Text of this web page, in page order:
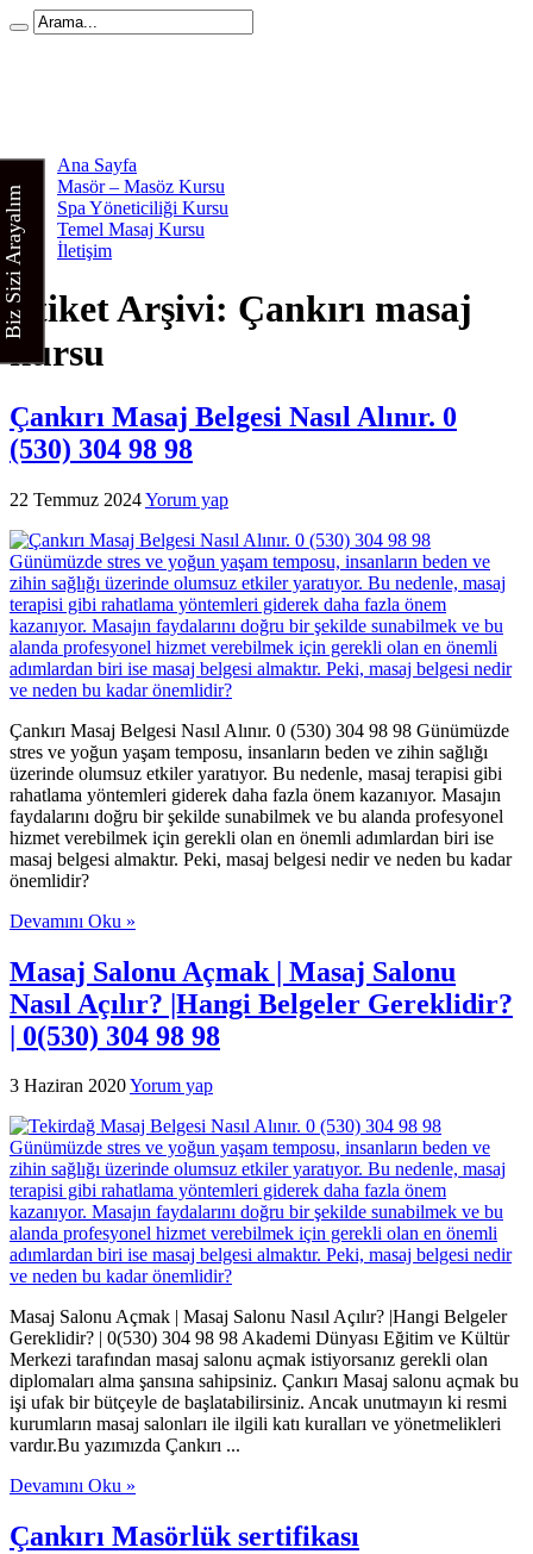
Ana Sayfa
Masör – Masöz Kursu
Spa Yöneticiliği Kursu
Temel Masaj Kursu
İletişim
Etiket Arşivi: Çankırı masaj
kursu
Çankırı Masaj Belgesi Nasıl Alınır. 0
(530) 304 98 98
22 Temmuz 2024Yorum yap
Çankırı Masaj Belgesi Nasıl Alınır. 0 (530) 304 98 98 Günümüzde
stres ve yoğun yaşam temposu, insanların beden ve zihin sağlığı
üzerinde olumsuz etkiler yaratıyor. Bu nedenle, masaj terapisi gibi
rahatlama yöntemleri giderek daha fazla önem kazanıyor. Masajın
faydalarını doğru bir şekilde sunabilmek ve bu alanda profesyonel
hizmet verebilmek için gerekli olan en önemli adımlardan biri ise
masaj belgesi almaktır. Peki, masaj belgesi nedir ve neden bu kadar
önemlidir?
Devamını Oku »
Masaj Salonu Açmak | Masaj Salonu
Nasıl Açılır? |Hangi Belgeler Gereklidir?
| 0(530) 304 98 98
3 Haziran 2020Yorum yap
Masaj Salonu Açmak | Masaj Salonu Nasıl Açılır? |Hangi Belgeler
Gereklidir? | 0(530) 304 98 98 Akademi Dünyası Eğitim ve Kültür
Merkezi tarafından masaj salonu açmak istiyorsanız gerekli olan
diplomaları alma şansına sahipsiniz. Çankırı Masaj salonu açmak bu
işi ufak bir bütçeyle de başlatabilirsiniz. Ancak unutmayın ki resmi
kurumların masaj salonları ile ilgili katı kuralları ve yönetmelikleri
vardır.Bu yazımızda Çankırı ...
Devamını Oku »
Çankırı Masörlük sertifikası
Biz Sizi Arayalım